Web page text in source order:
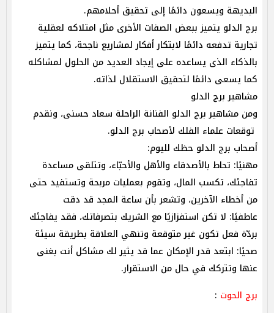
البديهة ويسعون دائمًا إلى تحقيق أحلامهم.
برج الدلو يتميز ببعض الصفات الأخرى مثل امتلاكه لعقلية
تجارية تدفعه دائمًا لابتكار أفكار لمشاريع ناجحة، كما يتميز
بالذكاء الذى يساعده على إيجاد العديد من الحلول لمشاكله
كما يسعى دائمًا لتحقيق الاستقلال لذاته.
مشاهير برج الدلو
ومن مشاهير برج الدلو الفنانة الراحلة سعاد حسنى، ونقدم
توقعات علماء الفلك لأصحاب برج الدلو.
أصحاب برج الدلو حظك لليوم:
مهنيًا: تحاط بالأصدقاء والأهل والأحبّاء، وتتلقى مساعدة
تفاجئك، تكسب المال، وتقوم بعمليات مربحة وتستفيد حتى
من أخطاء الآخرين، وتشعر بأن ساعة المجد قد دقت
عاطفيًا: لا تكن استفزازيًا مع الشريك بتصرفاتك، فقد يفاجئك
بردّة فعل تكون غير متوقعة وتنهي العلاقة بطريقة سيئة
صحيًا: ابتعد قدر الإمكان عما قد يثير لك مشاكل أنت بغنى
عنها وتتركك في حال من الاستقرار.
برج الحوت :